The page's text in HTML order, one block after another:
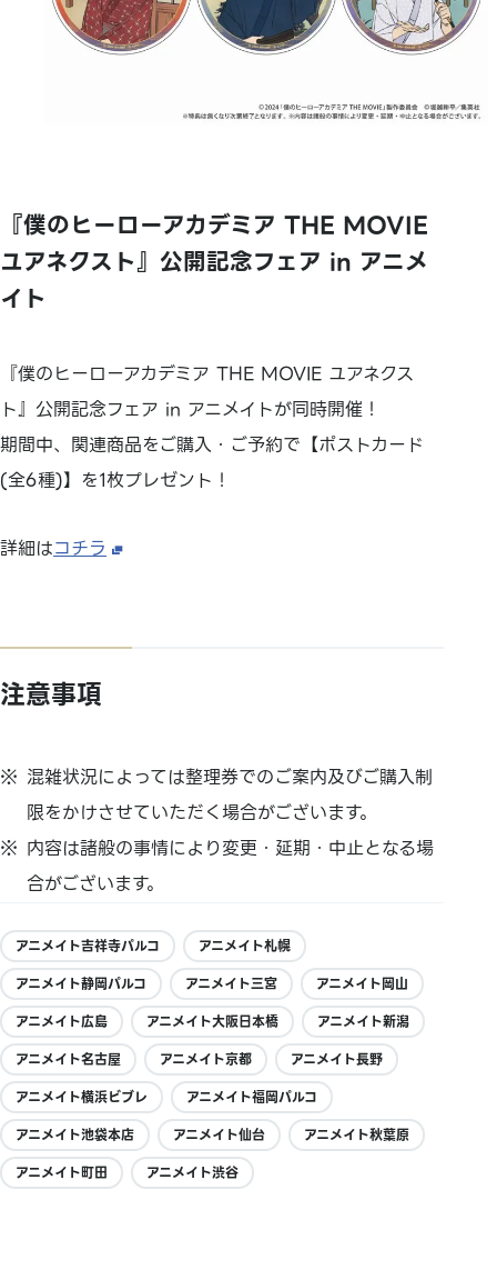
『僕のヒーローアカデミア THE MOVIE
ユアネクスト』公開記念フェア in アニメ
イト
『僕のヒーローアカデミア THE MOVIE ユアネクス
ト』公開記念フェア in アニメイトが同時開催！
期間中、関連商品をご購入・ご予約で【ポストカード
(全6種)】を1枚プレゼント！
詳細はコチラ
注意事項
混雑状況によっては整理券でのご案内及びご購入制
限をかけさせていただく場合がございます。
内容は諸般の事情により変更・延期・中止となる場
合がございます。
アニメイト吉祥寺パルコ
アニメイト札幌
アニメイト静岡パルコ
アニメイト三宮
アニメイト岡山
アニメイト広島
アニメイト大阪日本橋
アニメイト新潟
アニメイト名古屋
アニメイト京都
アニメイト長野
アニメイト横浜ビブレ
アニメイト福岡パルコ
アニメイト池袋本店
アニメイト仙台
アニメイト秋葉原
アニメイト町田
アニメイト渋谷